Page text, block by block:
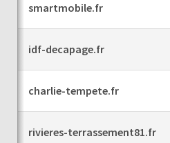
smartmobile.fr
idf-decapage.fr
charlie-tempete.fr
rivieres-terrassement81.fr